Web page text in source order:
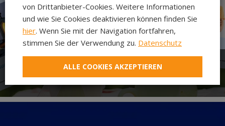
Zeitschrift FrauenStärken
von Drittanbieter-Cookies. Weitere Informationen
und wie Sie Cookies deaktivieren können finden Sie
hier. Wenn Sie mit der Navigation fortfahren,
stimmen Sie der Verwendung zu. Datenschutz
ALLE COOKIES AKZEPTIEREN